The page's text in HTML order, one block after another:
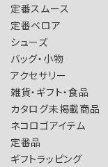
定番スムース
定番ベロア
シューズ
バッグ・小物
アクセサリー
雑貨・ギフト・食品
カタログ未掲載商品
ネコロゴアイテム
定番品
ギフトラッピング